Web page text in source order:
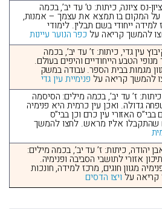
נס ציונה, כיתות: ט’ עד יב’, בכמה
על המקום בו תמצא את עצמך – אמנות,
ייחודי בשם תבלין. לימודי
להמשך קריאה על כפר הנוער עיינות
עין גדי, כיתות: ז’ עד יב’, בכמה
הטבע הייחודיים והיפים בעולם.
מגמות בבית הספר. עבודה במשק
להמשך קריאה על פנימיית עין גדי
ז’ עד יב’, בכמה מילים: הסיסמה
גדולה. ואכן עין כרמית היא פנימיה
האזורי עין כרם וכן בבי”ס
שהתקבלו אליו מראש. לחצו להמשך
יהודה, כיתות: ז’ עד יב’, בכמה מילים:
אזורי לתושבי הסביבה ופנימיה.
מגוון חוגים, מרכז למידה, חונכות
קריאה עלויצו הדסים